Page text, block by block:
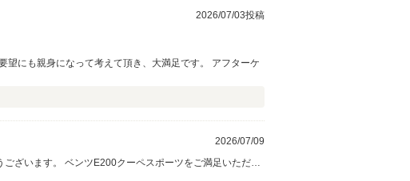
2026/07/03投稿
にも親身になって考えて頂き、大満足です。 アフターケ
2026/07/09
ご満足いただけ